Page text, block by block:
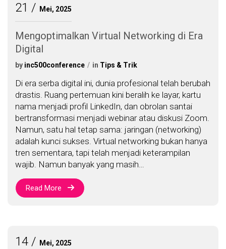
21 Mei, 2025
Mengoptimalkan Virtual Networking di Era
Digital
by inc500conference in Tips & Trik
Di era serba digital ini, dunia profesional telah berubah
drastis. Ruang pertemuan kini beralih ke layar, kartu
nama menjadi profil LinkedIn, dan obrolan santai
bertransformasi menjadi webinar atau diskusi Zoom.
Namun, satu hal tetap sama: jaringan (networking)
adalah kunci sukses. Virtual networking bukan hanya
tren sementara, tapi telah menjadi keterampilan
wajib. Namun banyak yang masih…
Read More
14 Mei, 2025